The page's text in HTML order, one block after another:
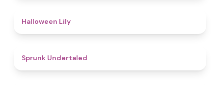
Halloween Lily
Sprunk Undertaled